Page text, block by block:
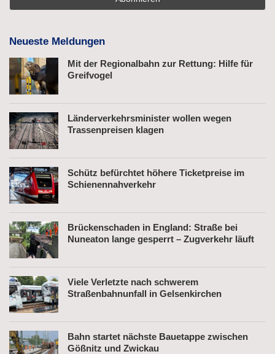
Neueste Meldungen
Mit der Regionalbahn zur Rettung: Hilfe für
Greifvogel
Länderverkehrsminister wollen wegen
Trassenpreisen klagen
Schütz befürchtet höhere Ticketpreise im
Schienennahverkehr
Brückenschaden in England: Straße bei
Nuneaton lange gesperrt – Zugverkehr läuft
Viele Verletzte nach schwerem
Straßenbahnunfall in Gelsenkirchen
Bahn startet nächste Bauetappe zwischen
Gößnitz und Zwickau